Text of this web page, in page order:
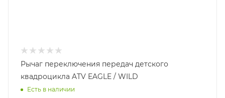
Рычаг переключения передач детского
квадроцикла ATV EAGLE / WILD
Есть в наличии